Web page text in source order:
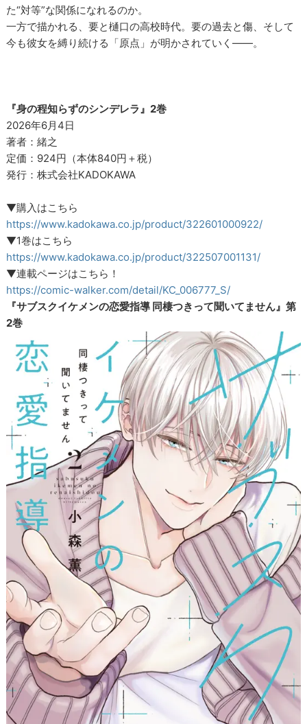
た“対等”な関係になれるのか。
一方で描かれる、要と樋口の高校時代。要の過去と傷、そして
今も彼女を縛り続ける「原点」が明かされていく――。
『身の程知らずのシンデレラ』2巻
2026年6月4日
著者：緒之
定価：924円（本体840円＋税）
発行：株式会社KADOKAWA
▼購入はこちら
https://www.kadokawa.co.jp/product/322601000922/
▼1巻はこちら
https://www.kadokawa.co.jp/product/322507001131/
▼連載ページはこちら！
https://comic-walker.com/detail/KC_006777_S/
『サブスクイケメンの恋愛指導 同棲つきって聞いてません』第
2巻